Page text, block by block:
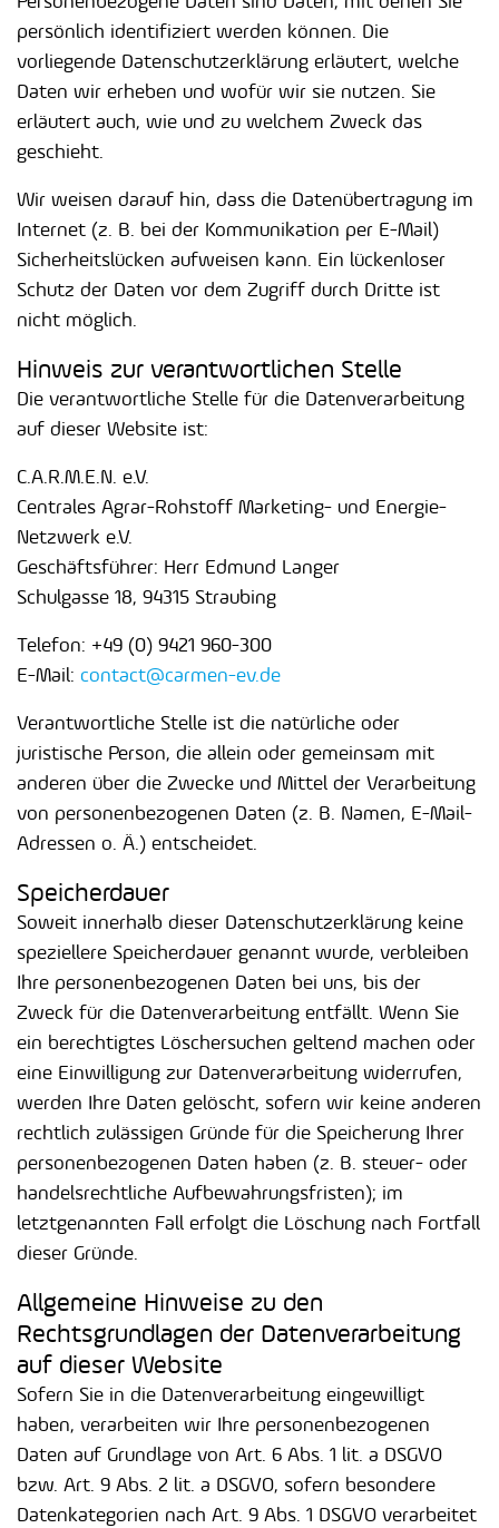
persönlich identifiziert werden können. Die
vorliegende Datenschutzerklärung erläutert, welche
Daten wir erheben und wofür wir sie nutzen. Sie
erläutert auch, wie und zu welchem Zweck das
geschieht.
Wir weisen darauf hin, dass die Datenübertragung im
Internet (z. B. bei der Kommunikation per E-Mail)
Sicherheitslücken aufweisen kann. Ein lückenloser
Schutz der Daten vor dem Zugriff durch Dritte ist
nicht möglich.
Hinweis zur verantwortlichen Stelle
Die verantwortliche Stelle für die Datenverarbeitung
auf dieser Website ist:
C.A.R.M.E.N. e.V.
Centrales Agrar-Rohstoff Marketing- und Energie-
Netzwerk e.V.
Geschäftsführer: Herr Edmund Langer
Schulgasse 18, 94315 Straubing
Telefon: +49 (0) 9421 960-300
E-Mail: contact@carmen-ev.de
Verantwortliche Stelle ist die natürliche oder
juristische Person, die allein oder gemeinsam mit
anderen über die Zwecke und Mittel der Verarbeitung
von personenbezogenen Daten (z. B. Namen, E-Mail-
Adressen o. Ä.) entscheidet.
Speicherdauer
Soweit innerhalb dieser Datenschutzerklärung keine
speziellere Speicherdauer genannt wurde, verbleiben
Ihre personenbezogenen Daten bei uns, bis der
Zweck für die Datenverarbeitung entfällt. Wenn Sie
ein berechtigtes Löschersuchen geltend machen oder
eine Einwilligung zur Datenverarbeitung widerrufen,
werden Ihre Daten gelöscht, sofern wir keine anderen
rechtlich zulässigen Gründe für die Speicherung Ihrer
personenbezogenen Daten haben (z. B. steuer- oder
handelsrechtliche Aufbewahrungsfristen); im
letztgenannten Fall erfolgt die Löschung nach Fortfall
dieser Gründe.
Allgemeine Hinweise zu den
Rechtsgrundlagen der Datenverarbeitung
auf dieser Website
Sofern Sie in die Datenverarbeitung eingewilligt
haben, verarbeiten wir Ihre personenbezogenen
Daten auf Grundlage von Art. 6 Abs. 1 lit. a DSGVO
bzw. Art. 9 Abs. 2 lit. a DSGVO, sofern besondere
Datenkategorien nach Art. 9 Abs. 1 DSGVO verarbeitet